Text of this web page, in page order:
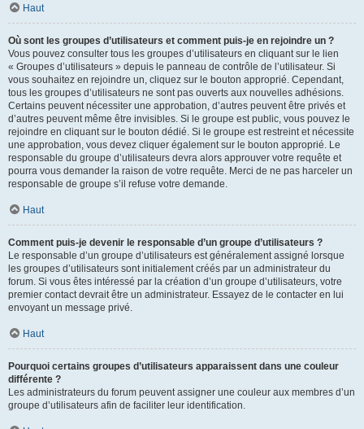
Haut
Où sont les groupes d’utilisateurs et comment puis-je en rejoindre un ?
Vous pouvez consulter tous les groupes d’utilisateurs en cliquant sur le lien
« Groupes d’utilisateurs » depuis le panneau de contrôle de l’utilisateur. Si
vous souhaitez en rejoindre un, cliquez sur le bouton approprié. Cependant,
tous les groupes d’utilisateurs ne sont pas ouverts aux nouvelles adhésions.
Certains peuvent nécessiter une approbation, d’autres peuvent être privés et
d’autres peuvent même être invisibles. Si le groupe est public, vous pouvez le
rejoindre en cliquant sur le bouton dédié. Si le groupe est restreint et nécessite
une approbation, vous devez cliquer également sur le bouton approprié. Le
responsable du groupe d’utilisateurs devra alors approuver votre requête et
pourra vous demander la raison de votre requête. Merci de ne pas harceler un
responsable de groupe s’il refuse votre demande.
Haut
Comment puis-je devenir le responsable d’un groupe d’utilisateurs ?
Le responsable d’un groupe d’utilisateurs est généralement assigné lorsque
les groupes d’utilisateurs sont initialement créés par un administrateur du
forum. Si vous êtes intéressé par la création d’un groupe d’utilisateurs, votre
premier contact devrait être un administrateur. Essayez de le contacter en lui
envoyant un message privé.
Haut
Pourquoi certains groupes d’utilisateurs apparaissent dans une couleur
différente ?
Les administrateurs du forum peuvent assigner une couleur aux membres d’un
groupe d’utilisateurs afin de faciliter leur identification.